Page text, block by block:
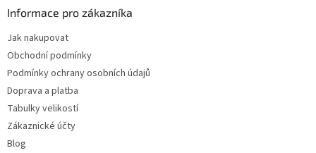
Informace pro zákazníka
Jak nakupovat
Obchodní podmínky
Podmínky ochrany osobních údajů
Doprava a platba
Tabulky velikostí
Zákaznické účty
Blog